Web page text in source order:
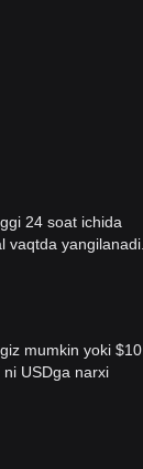
24 soat ichida
vaqtda yangilanadi.
mumkin yoki $10
USDga narxi